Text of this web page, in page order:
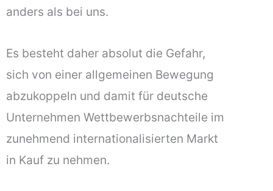
anders als bei uns.
Es besteht daher absolut die Gefahr,
sich von einer allgemeinen Bewegung
abzukoppeln und damit für deutsche
Unternehmen Wettbewerbsnachteile im
zunehmend internationalisierten Markt
in Kauf zu nehmen.